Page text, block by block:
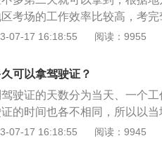
文明驾驶常识和交通事故案
考场的工作效率比较高，考
许可通过颁发驾驶执照来实现
可证书”。机动车驾驶证是指
规知识和驾驶技术后，通过管
目四考试合格后，要接受至少
示教育，还要参加领证宣誓仪
07-17 16:18:55 阅读：9955
可以拿驾驶证？
驶证的天数分为当天、一个
的时间也各不相同，所以以
小时的交通事故案例警示教育
07-17 16:18:55 阅读：9945